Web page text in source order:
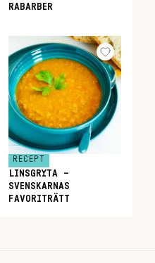
RABARBER
RECEPT
LINSGRYTA –
SVENSKARNAS
FAVORITRÄTT